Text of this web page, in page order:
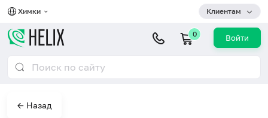
Химки Клиентам
0 Войти
← Назад